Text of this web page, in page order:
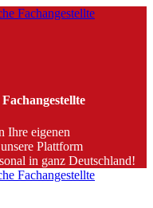
Ihre eigenen
Plattform
in ganz Deutschland!